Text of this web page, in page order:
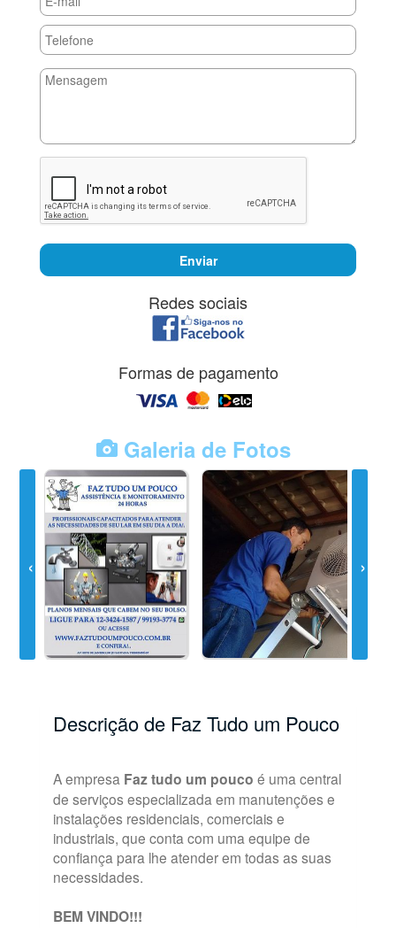
Enviar
Redes sociais
Formas de pagamento
Galeria de Fotos
Descrição de Faz Tudo um Pouco
A empresa Faz tudo um pouco é uma central
de serviços especializada em manutenções e
instalações residenciais, comerciais e
industriais, que conta com uma equipe de
confiança para lhe atender em todas as suas
necessidades.
BEM VINDO!!!